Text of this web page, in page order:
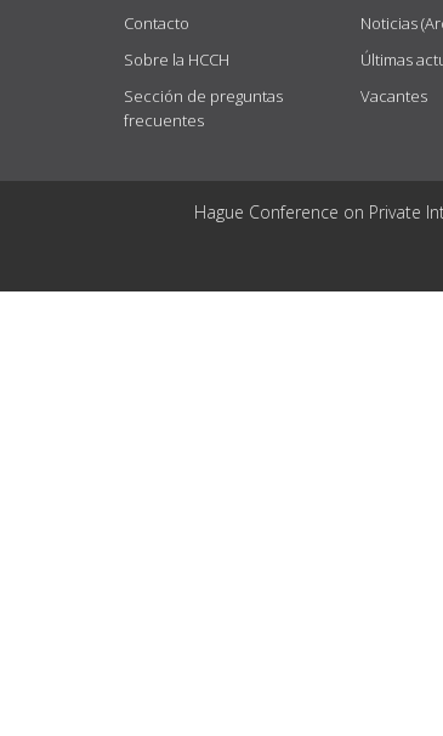
Contacto
Sobre la HCCH
Sección de preguntas
frecuentes
Noticias
Últimas
Vacantes
Hague Conference on Private